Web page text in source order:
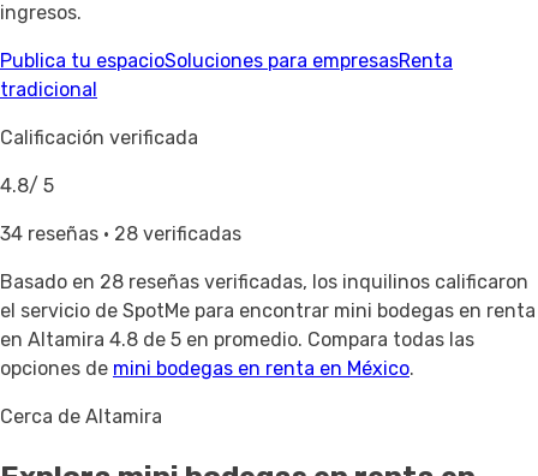
ingresos.
Publica tu espacioSoluciones para empresasRenta
tradicional
Calificación verificada
4.8/ 5
34 reseñas · 28 verificadas
Basado en 28 reseñas verificadas, los inquilinos calificaron
el servicio de SpotMe para encontrar mini bodegas en renta
en Altamira 4.8 de 5 en promedio. Compara todas las
opciones de mini bodegas en renta en México.
Cerca de Altamira